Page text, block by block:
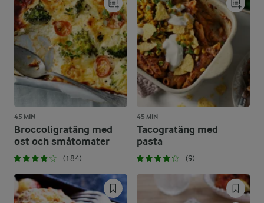
45 MIN
Broccoligratäng med
ost och småtomater
(184)
45 MIN
Tacogratäng med
pasta
(9)